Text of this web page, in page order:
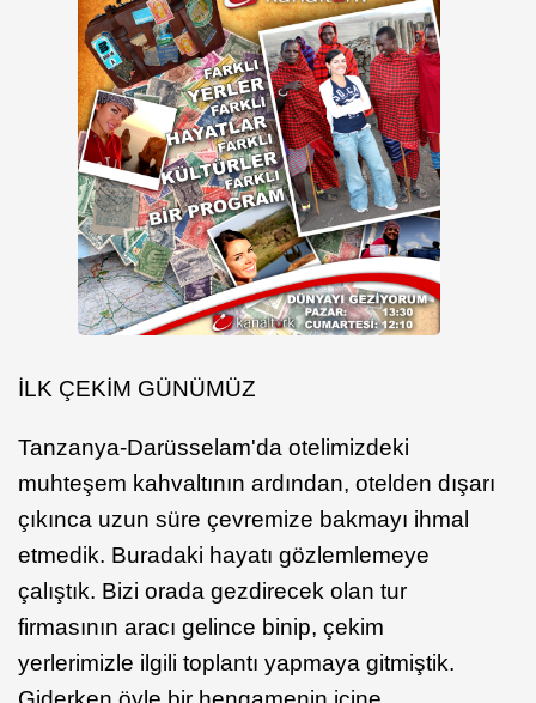
İLK ÇEKİM GÜNÜMÜZ
Tanzanya-Darüsselam'da otelimizdeki
muhteşem kahvaltının ardından, otelden dışarı
çıkınca uzun süre çevremize bakmayı ihmal
etmedik. Buradaki hayatı gözlemlemeye
çalıştık. Bizi orada gezdirecek olan tur
firmasının aracı gelince binip, çekim
yerlerimizle ilgili toplantı yapmaya gitmiştik.